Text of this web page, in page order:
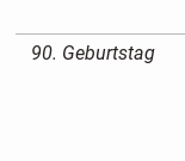
90. Geburtstag